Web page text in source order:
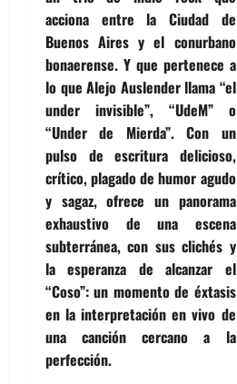
acciona entre la Ciudad de
Buenos Aires y el conurbano
bonaerense. Y que pertenece a
lo que Alejo Auslender llama “el
under invisible”, “UdeM” o
“Under de Mierda”. Con un
pulso de escritura delicioso,
crítico, plagado de humor agudo
y sagaz, ofrece un panorama
exhaustivo de una escena
subterránea, con sus clichés y
la esperanza de alcanzar el
“Coso”: un momento de éxtasis
en la interpretación en vivo de
una canción cercano a la
perfección.